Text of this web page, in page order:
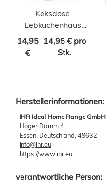
Keksdose
Lebkuchenhaus
rosa H 15cm
14,95
€
14,95 € pro
Stk.
Herstellerinformationen:
IHR Ideal Home Range GmbH
Höger Damm 4
Essen, Deutschland, 49632
info@ihr.eu
https://www.ihr.eu
verantwortliche Person: